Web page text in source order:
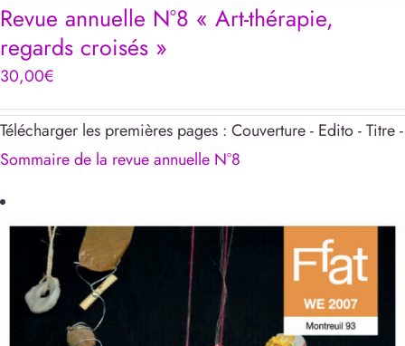
Revue annuelle N°8 « Art-thérapie,
regards croisés »
30,00€
Télécharger les premières pages : Couverture - Edito - Titre -
Sommaire de la revue annuelle N°8